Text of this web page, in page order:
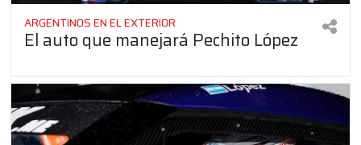
ARGENTINOS EN EL EXTERIOR
El auto que manejará Pechito López